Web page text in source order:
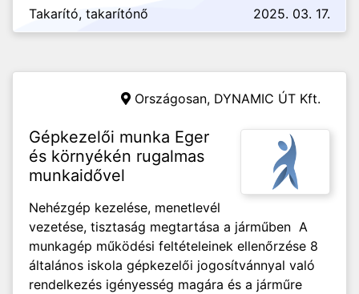
Takarító, takarítónő
2025. 03. 17.
Országosan, DYNAMIC ÚT Kft.
Gépkezelői munka Eger
és környékén rugalmas
munkaidővel
Nehézgép kezelése, menetlevél
vezetése, tisztaság megtartása a járműben A
munkagép működési feltételeinek ellenőrzése 8
általános iskola gépkezelői jogosítvánnyal való
rendelkezés igényesség magára és a járműre